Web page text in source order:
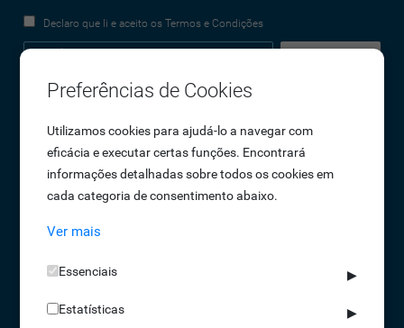
Declaro que li e aceito os Termos e Condições
Empresa
Sobre Nós
Oportunidades de Emprego
Termos e Condições
Política de Privacidade
Livro de reclamações
Preferências de Cookies
Utilizamos cookies para ajudá-lo a navegar com
eficácia e executar certas funções. Encontrará
informações detalhadas sobre todos os cookies em
cada categoria de consentimento abaixo.
Ver mais
Essenciais ▶
Estatísticas ▶